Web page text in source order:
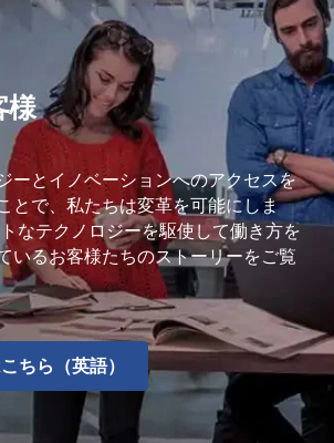
様
ーとイノベーションへのアクセスを
とで、私たちは変革を可能にしま
なテクノロジーを駆使して働き方を
いるお客様たちのストーリーをご覧
ちら（英語）